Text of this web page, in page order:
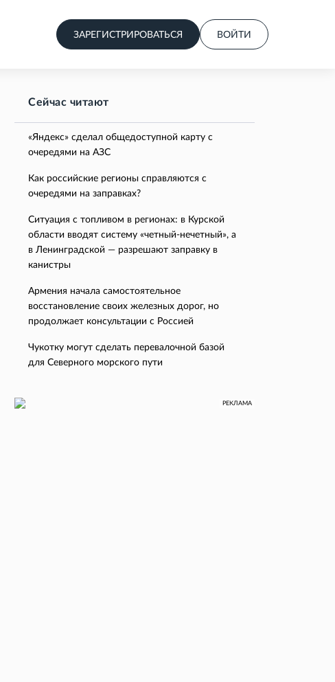
ЗАРЕГИСТРИРОВАТЬСЯ ВОЙТИ
Сейчас читают
«Яндекс» сделал общедоступной карту с
очередями на АЗС
Как российские регионы справляются с
очередями на заправках?
Ситуация с топливом в регионах: в Курской
области вводят систему «четный-нечетный», а
в Ленинградской — разрешают заправку в
канистры
Армения начала самостоятельное
восстановление своих железных дорог, но
продолжает консультации с Россией
Чукотку могут сделать перевалочной базой
для Северного морского пути
РЕКЛАМА